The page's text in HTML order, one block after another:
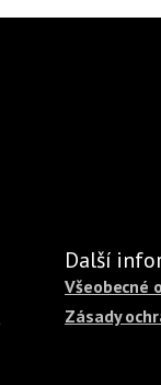
Další
Všeobecné
Zásady